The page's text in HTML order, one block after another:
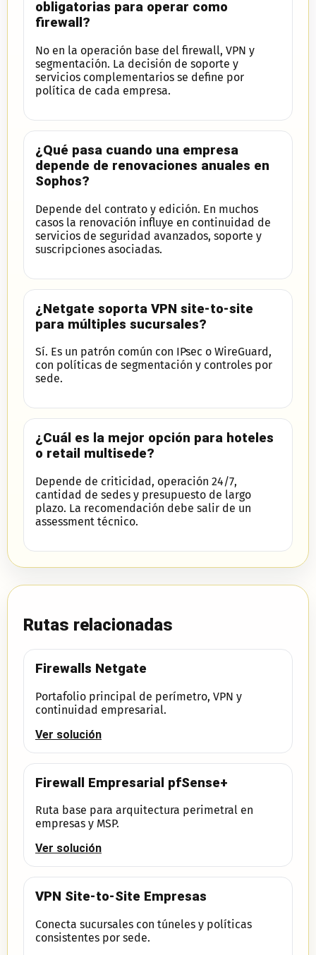
obligatorias para operar como
firewall?
No en la operación base del firewall, VPN y
segmentación. La decisión de soporte y
servicios complementarios se define por
política de cada empresa.
¿Qué pasa cuando una empresa
depende de renovaciones anuales en
Sophos?
Depende del contrato y edición. En muchos
casos la renovación influye en continuidad de
servicios de seguridad avanzados, soporte y
suscripciones asociadas.
¿Netgate soporta VPN site-to-site
para múltiples sucursales?
Sí. Es un patrón común con IPsec o WireGuard,
con políticas de segmentación y controles por
sede.
¿Cuál es la mejor opción para hoteles
o retail multisede?
Depende de criticidad, operación 24/7,
cantidad de sedes y presupuesto de largo
plazo. La recomendación debe salir de un
assessment técnico.
Rutas relacionadas
Firewalls Netgate
Portafolio principal de perímetro, VPN y
continuidad empresarial.
Ver solución
Firewall Empresarial pfSense+
Ruta base para arquitectura perimetral en
empresas y MSP.
Ver solución
VPN Site-to-Site Empresas
Conecta sucursales con túneles y políticas
consistentes por sede.